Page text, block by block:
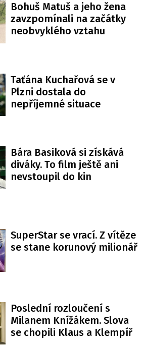
Bohuš Matuš a jeho žena
zavzpomínali na začátky
neobvyklého vztahu
Taťána Kuchařová se v
Plzni dostala do
nepříjemné situace
Bára Basiková si získává
diváky. To film ještě ani
nevstoupil do kin
SuperStar se vrací. Z vítěze
se stane korunový milionář
Poslední rozloučení s
Milanem Knížákem. Slova
se chopili Klaus a Klempíř